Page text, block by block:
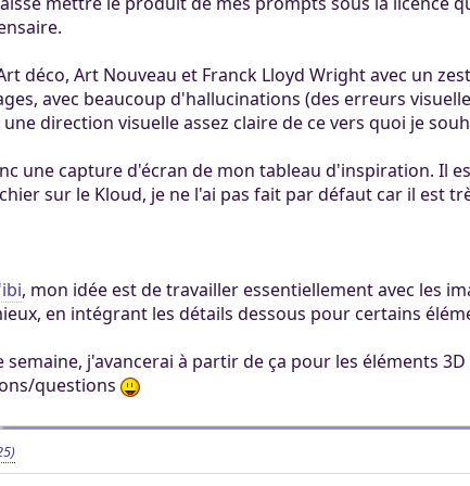
certaines tâches.
fichiers. Tout le monde
limité à 100Mo par
pas validé.
Allumez vos
pas notre outil
préférez le salon
de Khaganat
goodies avec nos
les retrouver sur
aux dons, en
nous aider, afin que
encore plus loin !
déco, Art Nouveau et Franck Lloyd Wright avec un
avec beaucoup d'hallucinations (des erreurs
direction visuelle assez claire de ce vers quoi je
une capture d'écran de mon tableau d'inspiration. Il
sur le Kloud, je ne l'ai pas fait par défaut car il est
, mon idée est de travailler essentiellement avec les
en intégrant les détails dessous pour certains
semaine, j'avancerai à partir de ça pour les éléments
questions